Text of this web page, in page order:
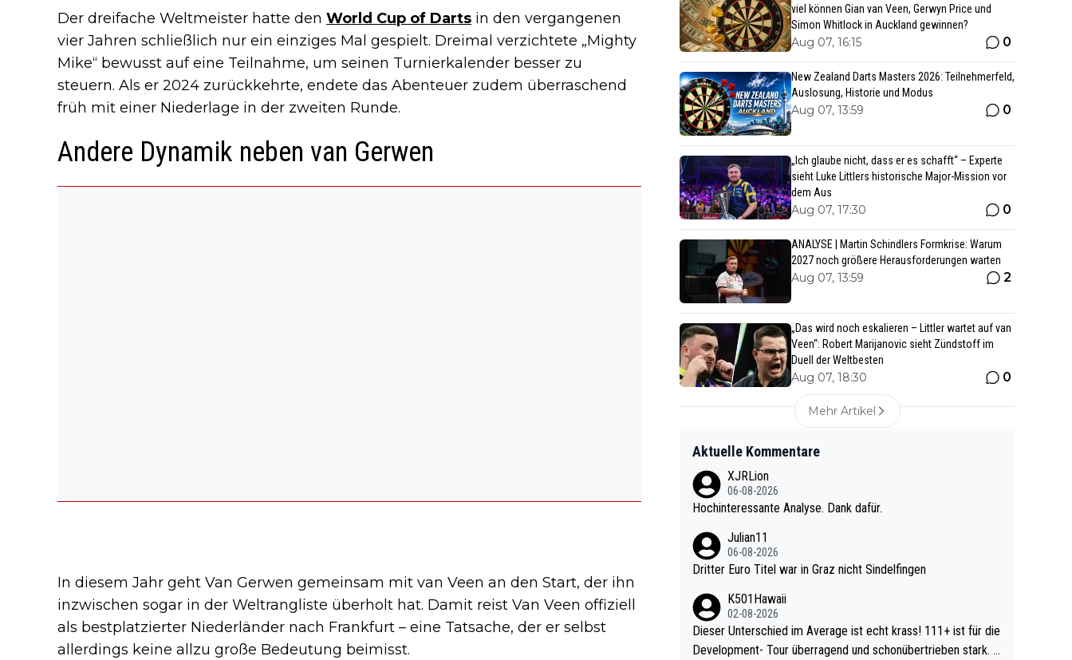
Der dreifache Weltmeister hatte den World Cup of Darts in den vergangenen
vier Jahren schließlich nur ein einziges Mal gespielt. Dreimal verzichtete „Mighty
Mike“ bewusst auf eine Teilnahme, um seinen Turnierkalender besser zu
steuern. Als er 2024 zurückkehrte, endete das Abenteuer zudem überraschend
früh mit einer Niederlage in der zweiten Runde.
Andere Dynamik neben van Gerwen
In diesem Jahr geht Van Gerwen gemeinsam mit van Veen an den Start, der ihn
inzwischen sogar in der Weltrangliste überholt hat. Damit reist Van Veen offiziell
als bestplatzierter Niederländer nach Frankfurt – eine Tatsache, der er selbst
allerdings keine allzu große Bedeutung beimisst.
viel können Gian van Veen, Gerwyn Price und
Simon Whitlock in Auckland gewinnen?
Aug 07, 16:15 0
New Zealand Darts Masters 2026: Teilnehmerfeld,
Auslosung, Historie und Modus
Aug 07, 13:59 0
„Ich glaube nicht, dass er es schafft“ – Experte
sieht Luke Littlers historische Major-Mission vor
dem Aus
Aug 07, 17:30 0
ANALYSE | Martin Schindlers Formkrise: Warum
2027 noch größere Herausforderungen warten
Aug 07, 13:59 2
„Das wird noch eskalieren – Littler wartet auf van
Veen“: Robert Marijanovic sieht Zündstoff im
Duell der Weltbesten
Aug 07, 18:30 0
Mehr Artikel
Aktuelle Kommentare
XJRLion
06-08-2026
Hochinteressante Analyse. Dank dafür.
Julian11
06-08-2026
Dritter Euro Titel war in Graz nicht Sindelfingen
K501Hawaii
02-08-2026
Dieser Unterschied im Average ist echt krass! 111+ ist für die
Development- Tour überragend und schonübertrieben stark. U